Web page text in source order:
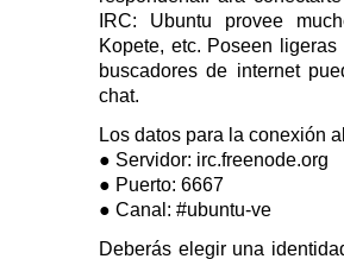
IRC: Ubuntu provee
Kopete, etc. Poseen
buscadores de internet
chat.
Los datos para la conexión
● Servidor: irc.freenode.org
● Puerto: 6667
● Canal: #ubuntu-ve
Deberás elegir una